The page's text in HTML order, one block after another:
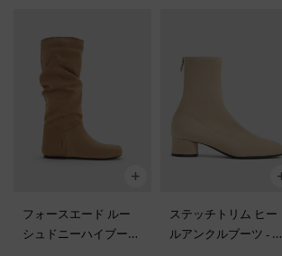
フォースエード ルー
シュドニーハイブーツ
ステッチトリム ヒー
ルアンクルブーツ - サ